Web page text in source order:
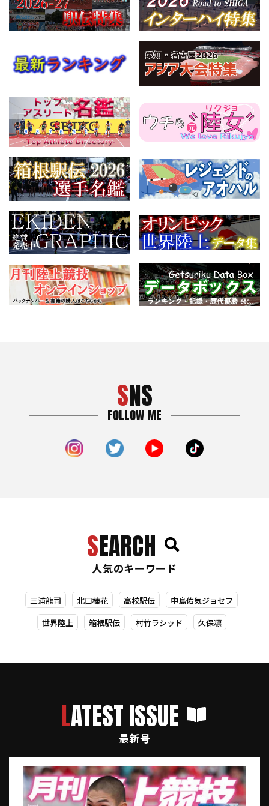
SNS
FOLLOW ME
SEARCH
人気のキーワード
三浦龍司 北口榛花 高校駅伝 中島佑気ジョセフ
世界陸上 箱根駅伝 村竹ラシッド 久保凛
LATEST ISSUE
最新号